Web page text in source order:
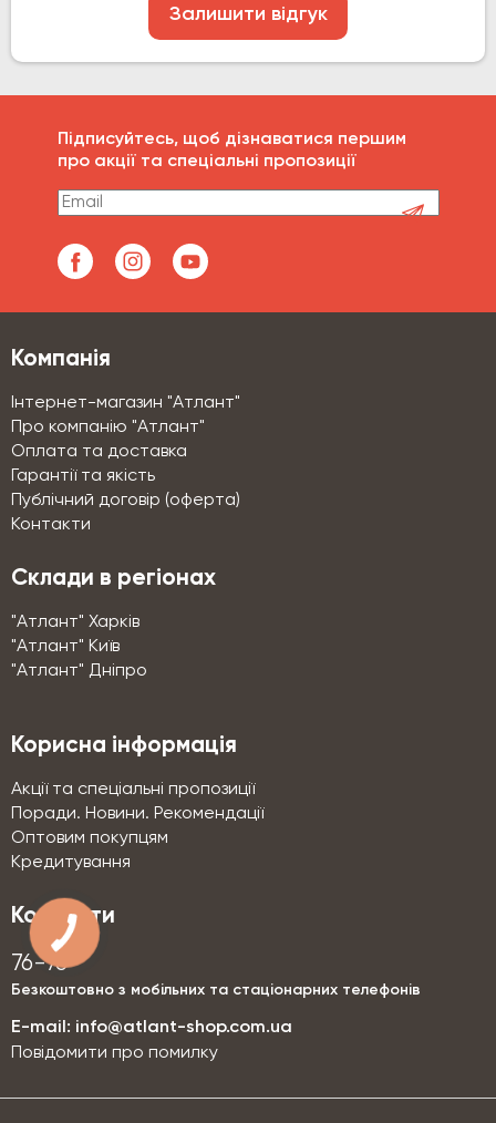
Залишити відгук
Підписуйтесь, щоб дізнаватися першим
про акції та спеціальні пропозиції
Компанія
Інтернет-магазин "Атлант"
Про компанію "Атлант"
Оплата та доставка
Гарантії та якість
Публічний договір (оферта)
Контакти
Склади в регіонах
"Атлант" Харків
"Атлант" Київ
"Атлант" Дніпро
Корисна інформація
Акції та спеціальні пропозиції
Поради. Новини. Рекомендації
Оптовим покупцям
Кредитування
Контакти
76-76
Безкоштовно з мобільних та стаціонарних телефонів
E-mail: info@atlant-shop.com.ua
Повідомити про помилку